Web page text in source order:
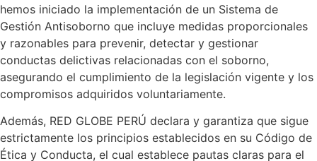
hemos iniciado la implementación de un Sistema de
Gestión Antisoborno que incluye medidas proporcionales
y razonables para prevenir, detectar y gestionar
conductas delictivas relacionadas con el soborno,
asegurando el cumplimiento de la legislación vigente y los
compromisos adquiridos voluntariamente.
Además, RED GLOBE PERÚ declara y garantiza que sigue
estrictamente los principios establecidos en su Código de
Ética y Conducta, el cual establece pautas claras para el